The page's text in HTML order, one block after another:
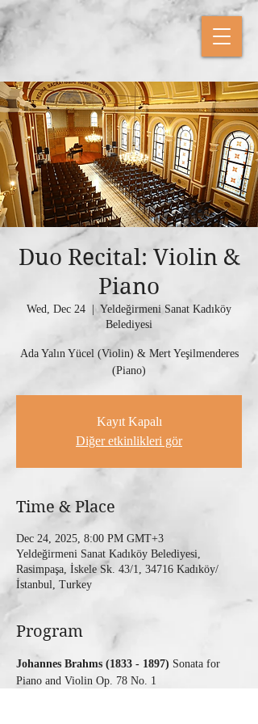
Duo Recital: Violin &
Piano
Wed, Dec 24
Yeldeğirmeni Sanat Kadıköy
Belediyesi
Ada Yalın Yücel (Violin) & Mert Yeşilmenderes
(Piano)
Kayıt Kapalı
Diğer etkinlikleri gör
Time & Place
Dec 24, 2025, 8:00 PM GMT+3
Yeldeğirmeni Sanat Kadıköy Belediyesi,
Rasimpaşa, İskele Sk. 43/1, 34716 Kadıköy/
İstanbul, Turkey
Program
Johannes Brahms (1833 - 1897) Sonata for
Piano and Violin Op. 78 No. 1